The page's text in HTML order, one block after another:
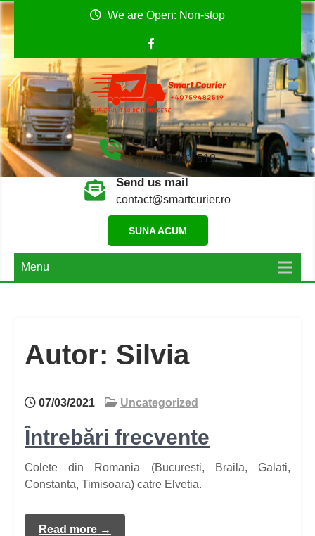
Skip
to
content
We are Open: Non-stop
Smart Curier
Coletul tău către Anglia
Call Us
+4 0759 482 519
Send us mail
contact@smartcurier.ro
SUNA ACUM
Menu
Autor: Silvia
07/03/2021 Uncategorized
Întrebări frecvente
Colete din Romania (Bucuresti, Braila, Galati,
Constanta, Timisoara) catre Elvetia.
Read more →